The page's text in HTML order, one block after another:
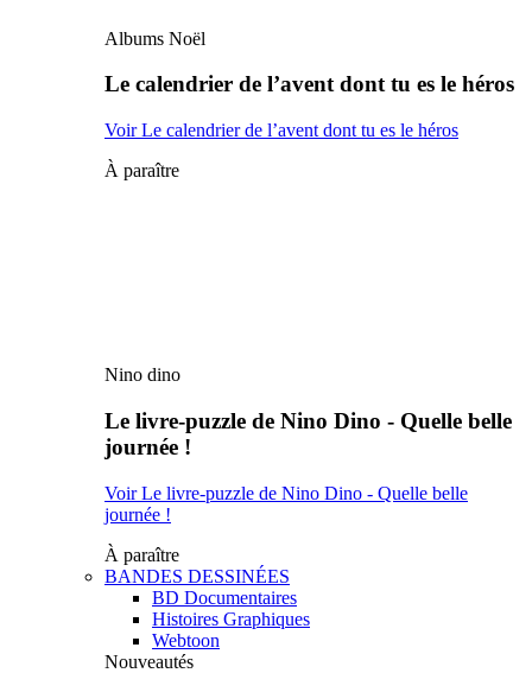
Albums Noël
Le calendrier de l’avent dont tu es le héros
Voir Le calendrier de l’avent dont tu es le héros
À paraître
Nino dino
Le livre-puzzle de Nino Dino - Quelle belle
journée !
Voir Le livre-puzzle de Nino Dino - Quelle belle
journée !
À paraître
BANDES DESSINÉES
BD Documentaires
Histoires Graphiques
Webtoon
Nouveautés